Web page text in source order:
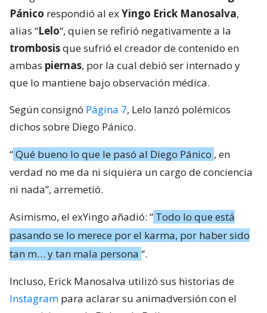
Pánico respondió al exYingo Erick Manosalva,
alias “Lelo“, quien se refirió negativamente a la
trombosisque sufrió el creador de contenido en
ambas piernas, por la cual debió ser internado y
que lo mantiene bajo observación médica.
Según consignó Página 7, Lelo lanzó polémicos
dichos sobre Diego Pánico.
“Qué bueno lo que le pasó al Diego Pánico , en
verdad no me da ni siquiera un cargo de conciencia
ni nada”, arremetió.
Asimismo, el exYingo añadió: “ Todo lo que está
pasando se lo merece por el karma, por haber sido
tan m… y tan mala persona “.
Incluso, Erick Manosalva utilizó sus historias de
Instagram para aclarar su animadversión con el